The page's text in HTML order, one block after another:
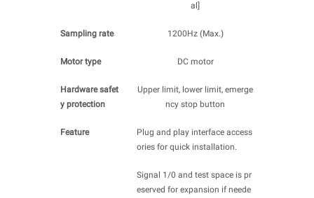
al]
Sampling rate 1200Hz (Max.)
Motor type DC motor
Hardware safet
y protection
Upper limit, lower limit, emerge
ncy stop button
Feature
Plug and play interface access
ories for quick installation.
Signal 1/0 and test space is pr
eserved for expansion if neede